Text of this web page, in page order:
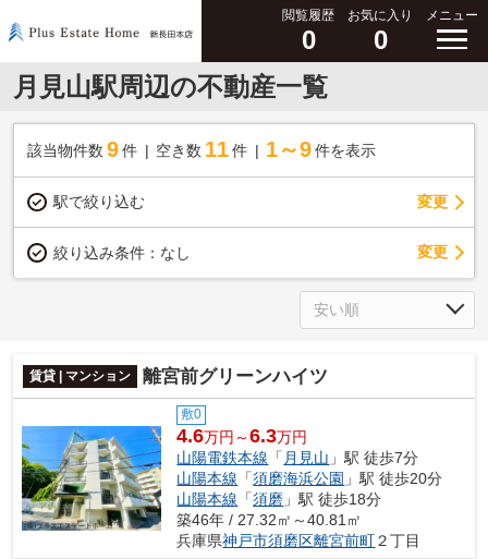
閲覧履歴
0
お気に入り
0
メニュー
月見山駅周辺の不動産一覧
該当物件数 9件 空き数 11 件 1～9 件を表示
駅で絞り込む 変更
絞り込み条件： なし 変更
賃貸 | マンション 離宮前グリーンハイツ
敷0
4.6万円～6.3万円
山陽電鉄本線 「 月見山 」駅 徒歩7分
山陽本線 「須磨海浜公園 」駅 徒歩20分
山陽本線 「須磨 」駅 徒歩18分
築46年 / 27.32㎡～40.81㎡
兵庫県神戸市須磨区離宮前町２丁目